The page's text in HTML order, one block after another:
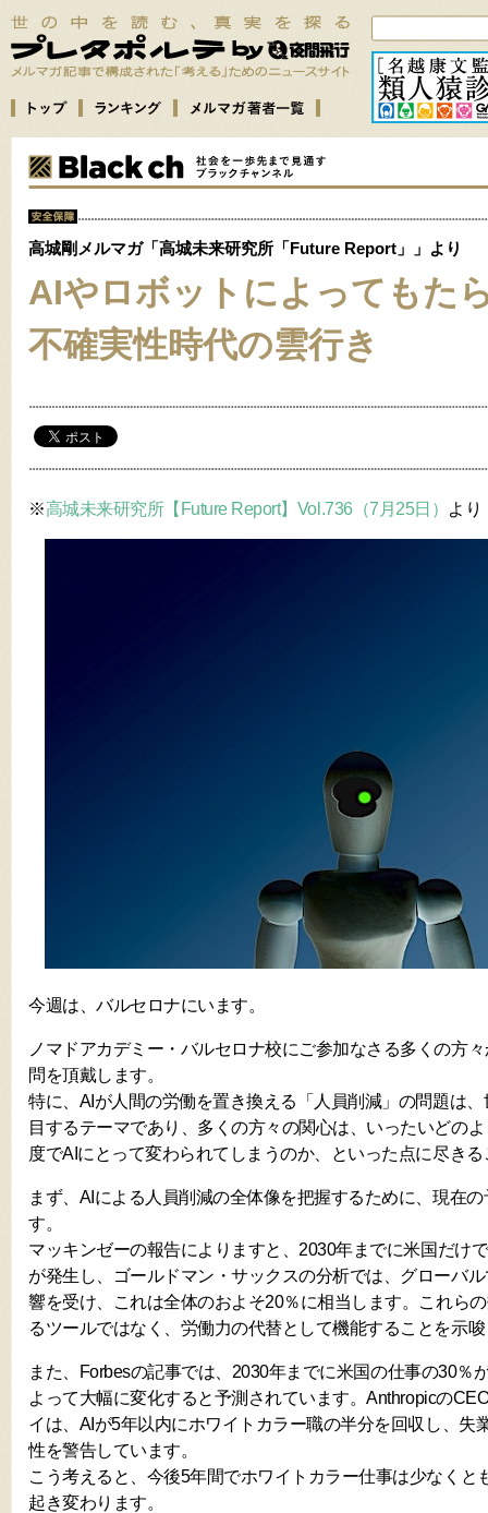
高城剛メルマガ「高城未来研究所「Future Report」」より
AIやロボットによってもた
不確実性時代の雲行き
※高城未来研究所【Future Report】Vol.736（7月25日） より
今週は、バルセロナにいます。
ノマドアカデミー・バルセロナ校にご参加なさる多くの方
問を頂戴します。
特に、AIが人間の労働を置き換える「人員削減」の問題は
目するテーマであり、多くの方々の関心は、いったいどの
度でAIにとって変わられてしまうのか、といった点に尽き
まず、AIによる人員削減の全体像を把握するために、現在
す。
マッキンゼーの報告によりますと、2030年までに米国だけ
が発生し、ゴールドマン・サックスの分析では、グローバ
響を受け、これは全体のおよそ20％に相当します。これら
るツールではなく、労働力の代替として機能することを示
また、Forbesの記事では、2030年までに米国の仕事の30％
よって大幅に変化すると予測されています。Anthropicの
イは、AIが5年以内にホワイトカラー職の半分を回収し、失
性を警告しています。
こう考えると、今後5年間でホワイトカラー仕事は少なくと
起き変わります。